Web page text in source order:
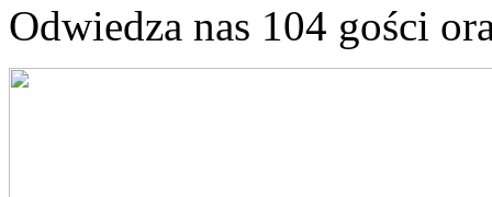
Odwiedza nas 104 gości